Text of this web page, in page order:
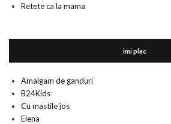
Retete ca la mama
imi plac
Amalgam de ganduri
B24Kids
Cu mastile jos
Elena